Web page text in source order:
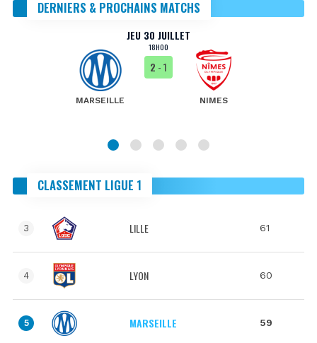
DERNIERS & PROCHAINS MATCHS
JEU 30 JUILLET
18H00
MARSEILLE
2 - 1
NIMES
CLASSEMENT LIGUE 1
3 LILLE 61
4 LYON 60
5 MARSEILLE 59